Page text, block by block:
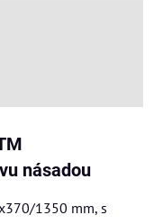
násadou
1350 mm, s